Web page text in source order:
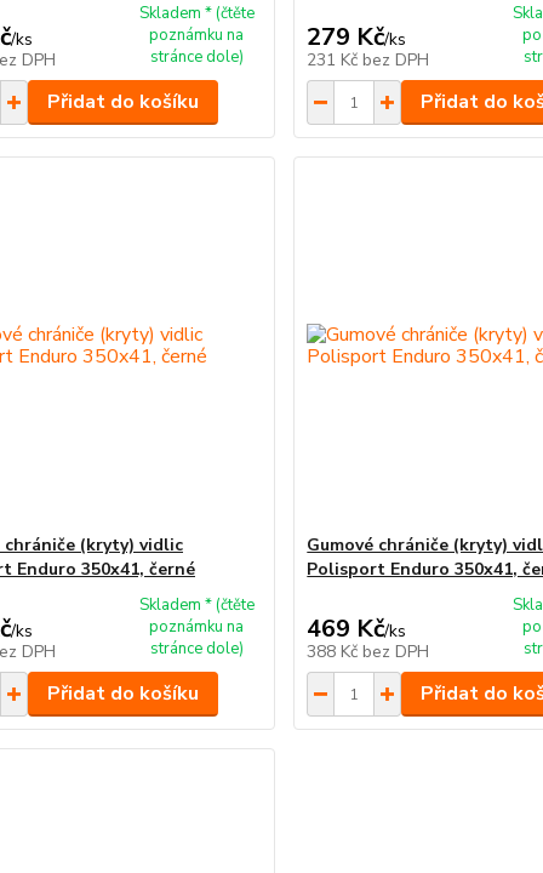
/ks
DPH
Skladem * (čtěte
poznámku na
stránce dole)
Přidat do košíku
279 Kč/ks
231 Kč bez DPH
Přidat do
chrániče (kryty) vidlic
Enduro 350x41, černé
/ks
DPH
Skladem * (čtěte
poznámku na
stránce dole)
Přidat do košíku
Gumové chrániče (kryty)
Polisport Enduro 350x41,
469 Kč/ks
388 Kč bez DPH
Přidat do